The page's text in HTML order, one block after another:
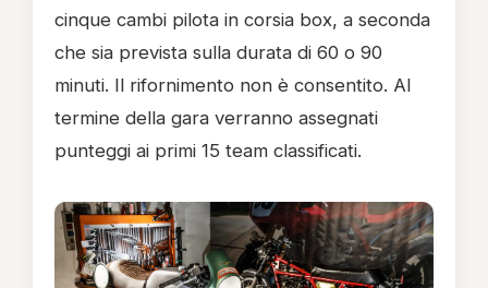
cinque cambi pilota in corsia box, a seconda
che sia prevista sulla durata di 60 o 90
minuti. Il rifornimento non è consentito. Al
termine della gara verranno assegnati
punteggi ai primi 15 team classificati.